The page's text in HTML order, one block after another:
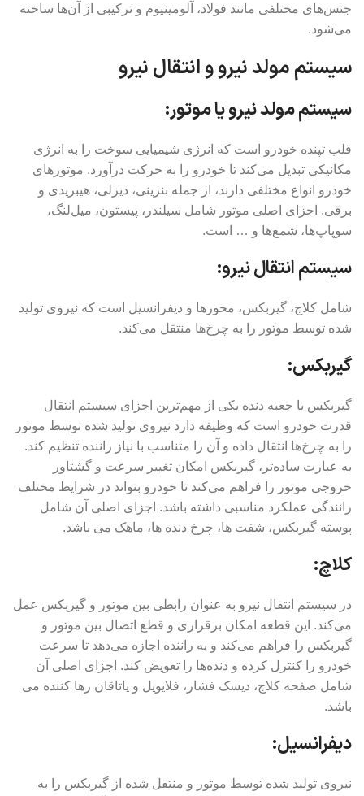
جنس‌های مختلفی مانند فولاد، آلومینیوم و ترکیبی از آن‌ها ساخته
می‌شود.
سیستم مولد نیرو و انتقال نیرو
سیستم مولد نیرو یا موتور:
قلب تپنده خودرو است که انرژی شیمیایی سوخت را به انرژی
مکانیکی تبدیل می‌کند تا خودرو را به حرکت درآورد. موتورهای
خودرو انواع مختلفی دارند، از جمله بنزینی، دیزلی، هیبریدی و
برقی. اجزای اصلی موتور شامل سیلندر، پیستون، میل‌لنگ،
سوپاپ‌ها، شمع‌ها و … است.
سیستم انتقال نیرو:
شامل کلاچ، گیربکس، محورها و دیفرانسیل است که نیروی تولید
شده توسط موتور را به چرخ‌ها منتقل می‌کند.
گیربکس:
گیربکس یا جعبه دنده یکی از مهم‌ترین اجزای سیستم انتقال
قدرت خودرو است که وظیفه دارد نیروی تولید شده توسط موتور
را به چرخ‌ها انتقال داده و آن را متناسب با نیاز راننده تنظیم کند.
به عبارت ساده‌تر، گیربکس امکان تغییر سرعت و گشتاور
خروجی موتور را فراهم می‌کند تا خودرو بتواند در شرایط مختلف
رانندگی عملکرد مناسبی داشته باشد. اجزای اصلی آن شامل
پوسته گیربکس، شفت ها، چرخ دنده ها، ماهک می باشد.
کلاچ:
در سیستم انتقال نیرو به عنوان رابطی بین موتور و گیربکس عمل
می‌کند. این قطعه امکان برقراری و قطع اتصال بین موتور و
گیربکس را فراهم می‌کند و به راننده اجازه می‌دهد تا سرعت
خودرو را کنترل کرده و دنده‌ها را تعویض کند. اجزای اصلی آن
شامل صفحه کلاچ، دیسک فشار، فلایویل و یاتاقان رها کننده می
باشد.
دیفرانسیل:
نیروی تولید شده توسط موتور و منتقل شده از گیربکس را به